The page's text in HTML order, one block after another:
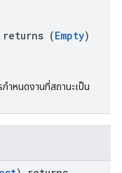
(Empty)
ำหนดงานที่สถานะเป็น